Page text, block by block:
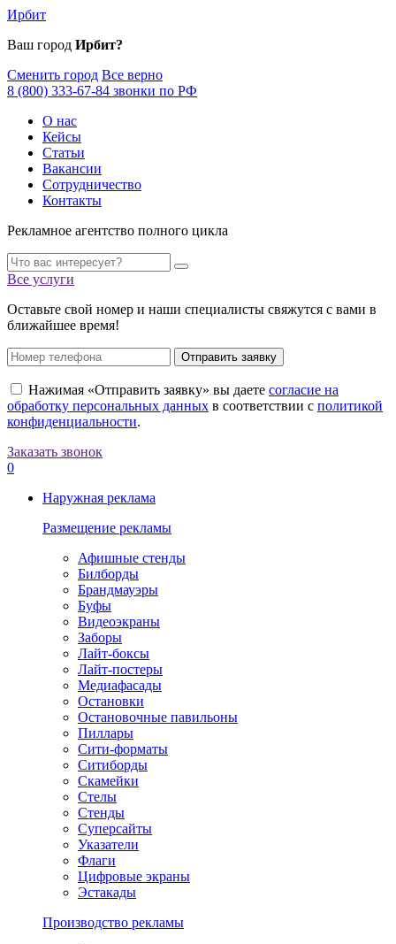
Ирбит
Ваш город Ирбит?
Сменить город Все верно
8 (800) 333-67-84 звонки по РФ
О нас
Кейсы
Статьи
Вакансии
Сотрудничество
Контакты
Рекламное агентство полного цикла
Все услуги
Оставьте свой номер и наши специалисты свяжутся с вами в
ближайшее время!
Отправить заявку
Нажимая «Отправить заявку» вы даете согласие на
обработку персональных данных в соответствии с политикой
конфиденциальности.
Заказать звонок
0
Наружная реклама
Размещение рекламы
Афишные стенды
Билборды
Брандмауэры
Буфы
Видеоэкраны
Заборы
Лайт-боксы
Лайт-постеры
Медиафасады
Остановки
Остановочные павильоны
Пиллары
Сити-форматы
Ситиборды
Скамейки
Стелы
Стенды
Суперсайты
Указатели
Флаги
Цифровые экраны
Эстакады
Производство рекламы